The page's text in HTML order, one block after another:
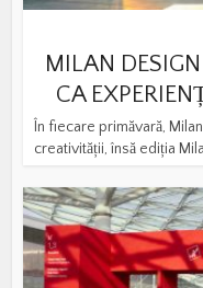
MILAN
CA
În fiecare primăvară,
creativității, însă ediția